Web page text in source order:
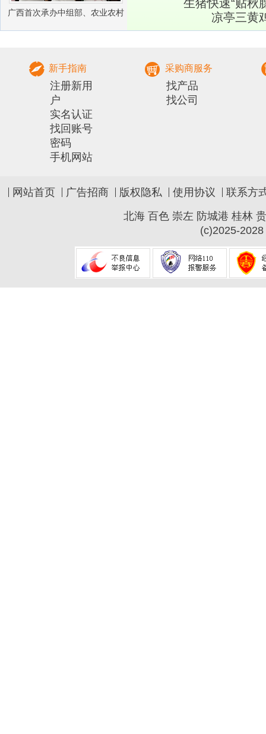
广西首次承办中组部、农业农村
部农村实用人才 带头人培训兽医
生猪快速“贴秋
凉亭三黄
新手指南
注册新用
户
实名认证
找回账号
密码
手机网站
采购商服务
找产品
找公司
网站首页 广告招商 版权隐私 使用协议
联系方
北海 百色 崇左 防城港 桂林
(c)2025-